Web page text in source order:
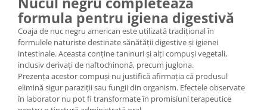
formula pentru igiena digestivă
Coaja de nuc negru american este utilizată tradițional în
formulele naturiste destinate sănătății digestive și igienei
intestinale. Aceasta conține taninuri și alți compuși vegetali,
inclusiv derivați de naftochinonă, precum juglona.
Prezența acestor compuși nu justifică afirmația că produsul
elimină sigur paraziții sau fungii din organism. Efectele observate
în laborator nu pot fi transformate în promisiuni terapeutice